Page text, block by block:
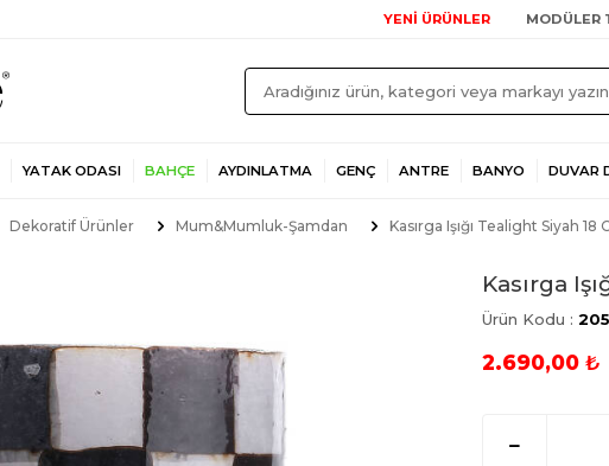
YENİ ÜRÜNLER MODÜLER
YATAK ODASI BAHÇE AYDINLATMA GENÇ ANTRE BANYO DUVAR
Dekoratif Ürünler Mum&Mumluk-Şamdan Kasırga Işığı Tealight Siyah 18
Kasırga
Ürün Kodu :
2.690,00 ₺